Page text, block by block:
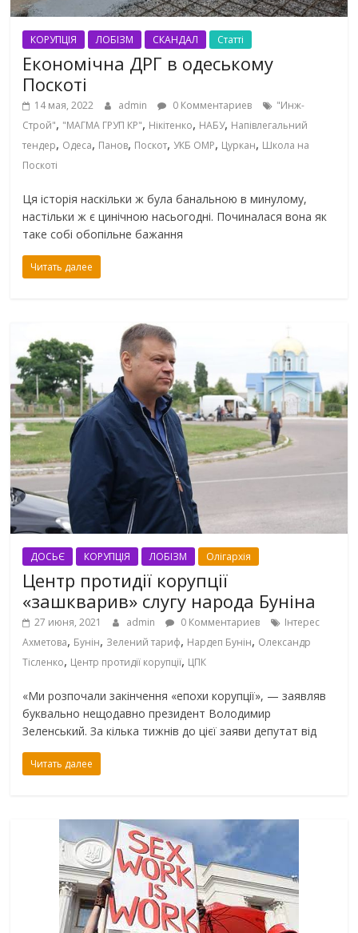
КОРУПЦІЯ ЛОБІЗМ СКАНДАЛ Статті
Економічна ДРГ в одеському
Поскоті
14 мая, 2022 admin 0 Комментариев
"Инж-
Строй", "МАГМА ГРУП КР", Нікітенко, НАБУ, Напівлегальний
тендер, Одеса, Панов, Поскот, УКБ ОМР, Цуркан, Школа на
Поскоті
Ця історія наскільки ж була банальною в минулому,
настільки ж є цинічною насьогодні. Починалася вона як
таке собі обопільне бажання
Читать далее
ДОСЬЄ КОРУПЦІЯ ЛОБІЗМ Олігархія
Центр протидії корупції
«зашкварив» слугу народа Буніна
27 июня, 2021 admin 0 Комментариев
Інтерес
Ахметова, Бунін, Зелений тариф, Нардеп Бунін, Олександр
Тісленко, Центр протидії корупції, ЦПК
«Ми розпочали закінчення «епохи корупції», — заявляв
буквально нещодавно президент Володимир
Зеленський. За кілька тижнів до цієї заяви депутат від
Читать далее